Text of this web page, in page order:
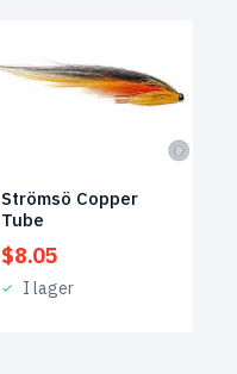
Strömsö Copper
Tube
$8.05
I lager